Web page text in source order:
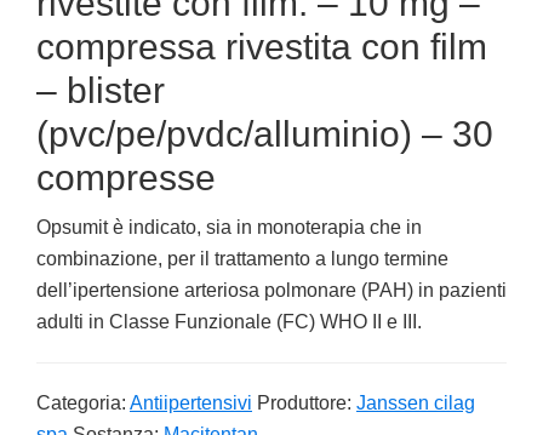
compressa rivestita con film
– blister
(pvc/pe/pvdc/alluminio) – 30
compresse
Opsumit è indicato, sia in monoterapia che in
combinazione, per il trattamento a lungo termine
dell’ipertensione arteriosa polmonare (PAH) in pazienti
adulti in Classe Funzionale (FC) WHO II e III.
Categoria: Antiipertensivi Produttore: Janssen cilag